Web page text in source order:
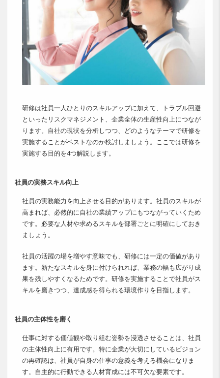
研修は社員一人ひとりのスキルアップに加えて、トラブル回避
といったリスクマネジメント、企業全体の生産性向上につなが
ります。自社の現状を分析しつつ、どのようなテーマで研修を
実施することがベストなのか検討しましょう。ここでは研修を
実施する目的を4つ解説します。
社員の実務スキル向上
社員の実務能力を向上させる目的があります。社員のスキルが
高まれば、必然的に自社の業績アップにもつながっていくため
です。必要な人材や求めるスキルを部署ごとに明確にしておき
ましょう。
社員の活躍の場を増やす意味でも、研修には一定の価値があり
ます。新たなスキルを身に付けられれば、業務の幅も広がり成
果を残しやすくなるためです。研修を実施することで社員がス
キルを磨きつつ、達成感を得られる環境作りを目指します。
社員の主体性を磨く
仕事に対する価値観や取り組む姿勢を浸透させることは、社員
の主体性向上に有用です。特に企業が大切にしているビジョン
の再確認は、社員が自身の仕事の意義を考える機会になりま
す。自主的に行動できる人材育成には不可欠な要素です。